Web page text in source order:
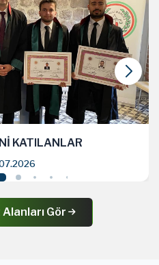
KATILANLAR
Gör